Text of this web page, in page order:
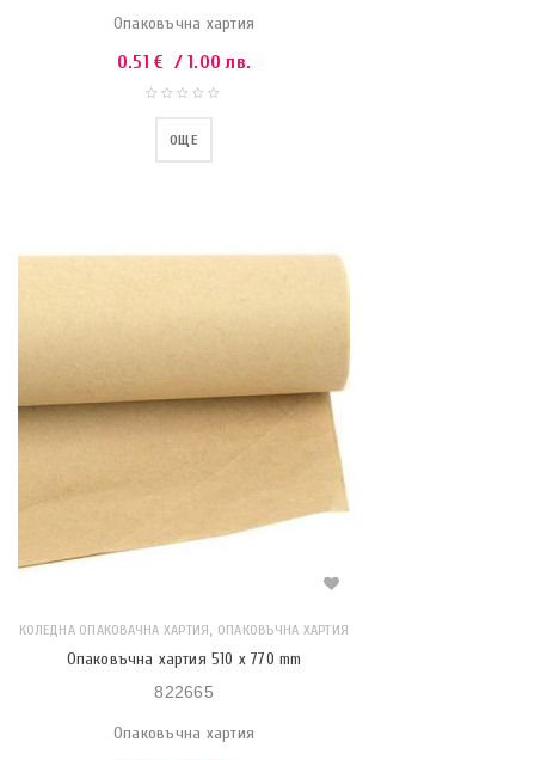
Опаковъчна хартия
0.51€ / 1.00 лв.
ОЩЕ
КОЛЕДНА ОПАКОВАЧНА ХАРТИЯ, ОПАКОВЪЧНА ХАРТИЯ
Опаковъчна хартия 510 x 770 mm
822665
Опаковъчна хартия